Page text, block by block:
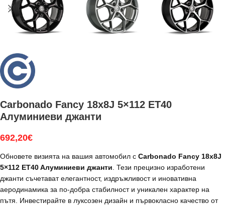
Carbonado Fancy 18x8J 5×112 ET40
Aлуминиеви джанти
692,20€
Обновете визията на вашия автомобил с Carbonado Fancy 18x8J
5×112 ET40 Aлуминиеви джанти. Тези прецизно изработени
джанти съчетават елегантност, издръжливост и иновативна
аеродинамика за по-добра стабилност и уникален характер на
пътя. Инвестирайте в луксозен дизайн и първокласно качество от